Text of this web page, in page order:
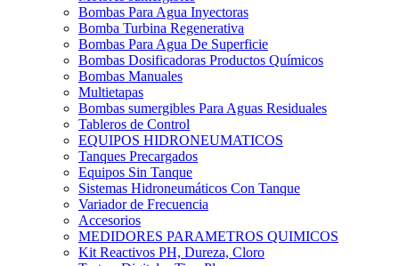
Bombas Para Agua Inyectoras
Bomba Turbina Regenerativa
Bombas Para Agua De Superficie
Bombas Dosificadoras Productos Químicos
Bombas Manuales
Multietapas
Bombas sumergibles Para Aguas Residuales
Tableros de Control
EQUIPOS HIDRONEUMATICOS
Tanques Precargados
Equipos Sin Tanque
Sistemas Hidroneumáticos Con Tanque
Variador de Frecuencia
Accesorios
MEDIDORES PARAMETROS QUIMICOS
Kit Reactivos PH, Dureza, Cloro